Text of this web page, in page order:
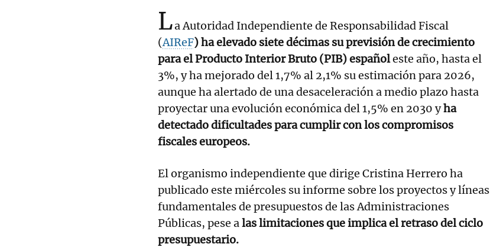
La Autoridad Independiente de Responsabilidad Fiscal
(AIReF) ha elevado siete décimas su previsión de crecimiento
para el Producto Interior Bruto (PIB) españoleste año, hasta el
3%, y ha mejorado del 1,7% al 2,1% su estimación para 2026,
aunque ha alertado de una desaceleración a medio plazo hasta
proyectar una evolución económica del 1,5% en 2030 yha
detectado dificultades para cumplir con los compromisos
fiscales europeos.
El organismo independiente que dirige Cristina Herrero ha
publicado este miércoles su informe sobre los proyectos y líneas
fundamentales de presupuestos de las Administraciones
Públicas, pese alas limitaciones que implica el retraso del ciclo
presupuestario.